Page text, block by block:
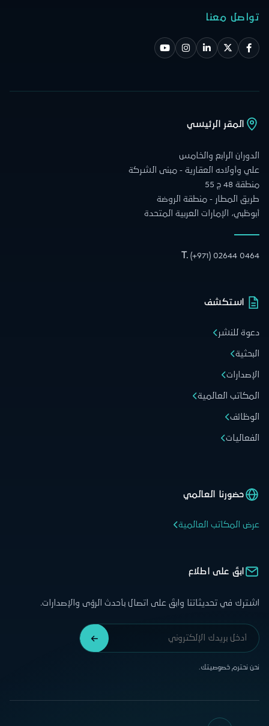
تواصل معنا
المقر الرئيسي
الدوران الرابع والخامس
علي وأولاده العقارية - مبنى الشركة
منطقة 48 ج 55
طريق المطار - منطقة الروضة
أبوظبي، الإمارات العربية المتحدة
T. (+971) 02644 0464
استكشف
دعوة للنشر
البحثية
الإصدارات
المكاتب العالمية
الوظائف
الفعاليات
حضورنا العالمي
عرض المكاتب العالمية
ابقَ على اطلاع
اشترك في تحديثاتنا وابقَ على اتصال بأحدث الرؤى والإصدارات.
نحن نحترم خصوصيتك.